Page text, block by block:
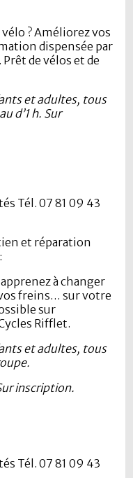
? Améliorez vos
dispensée par
de vélos et de
et adultes, tous
d’1 h. Sur
Tél. 07 81 09 43
et réparation
à changer
freins… sur votre
sur
Rifflet.
et adultes, tous
inscription.
Tél. 07 81 09 43